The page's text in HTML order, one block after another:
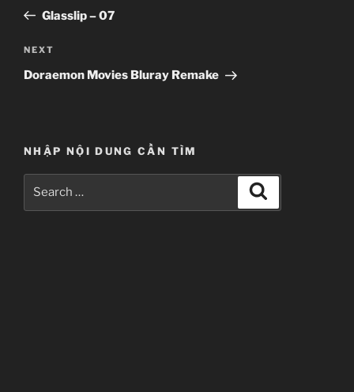
PostGlasslip – 07
Next
Post
NEXT
Doraemon Movies Bluray Remake
NHẬP NỘI DUNG CẦN TÌM